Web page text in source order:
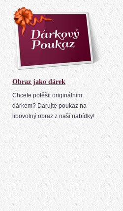
Obraz jako dárek
Chcete potěšit originálním
dárkem? Darujte poukaz na
libovolný obraz z naší nabídky!